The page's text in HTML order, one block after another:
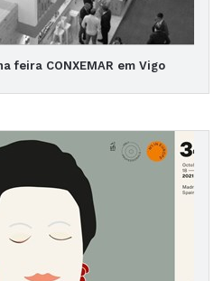
feira CONXEMAR em Vigo